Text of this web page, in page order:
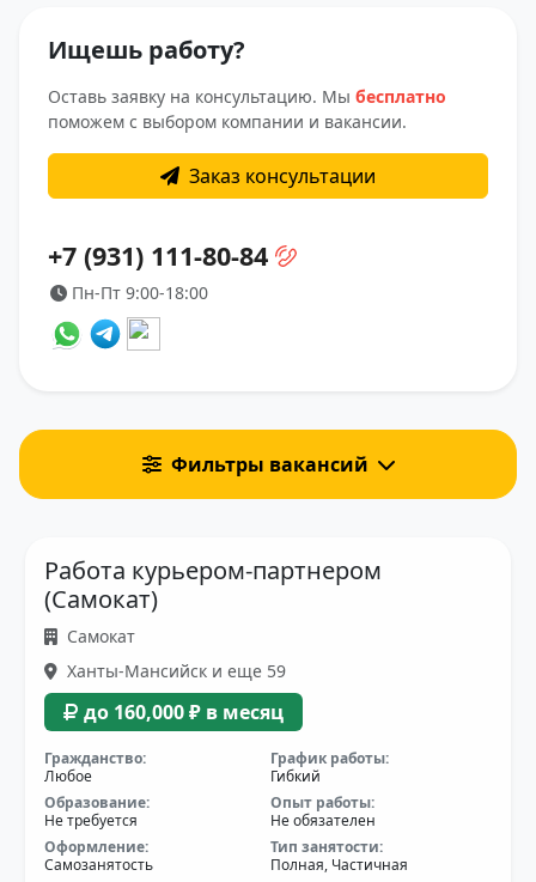
Фильтры вакансий
Ищешь работу?
Оставь заявку на консультацию. Мы бесплатно
поможем с выбором компании и вакансии.
Заказ консультации
+7 (931) 111-80-84
Пн-Пт 9:00-18:00
Работа курьером-партнером
(Самокат)
Самокат
Ханты-Мансийск и еще 59
до 160,000 ₽ в месяц
Гражданство:
Любое
График работы:
Гибкий
Образование:
Не требуется
Опыт работы:
Не обязателен
Оформление:
Самозанятость
Тип занятости:
Полная, Частичная